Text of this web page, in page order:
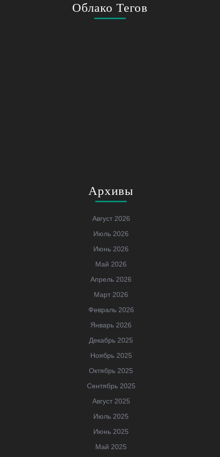
Облако Тегов
Архивы
Август 2026
Июль 2026
Июнь 2026
Май 2026
Апрель 2026
Март 2026
Февраль 2026
Январь 2026
Декабрь 2025
Ноябрь 2025
Октябрь 2025
Сентябрь 2025
Август 2025
Июль 2025
Июнь 2025
Май 2025